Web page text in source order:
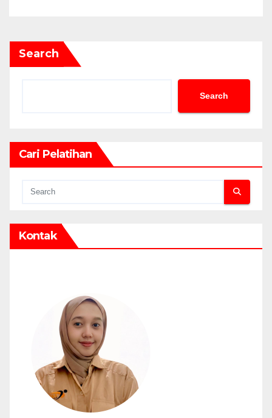
Search
Search
Cari Pelatihan
Kontak